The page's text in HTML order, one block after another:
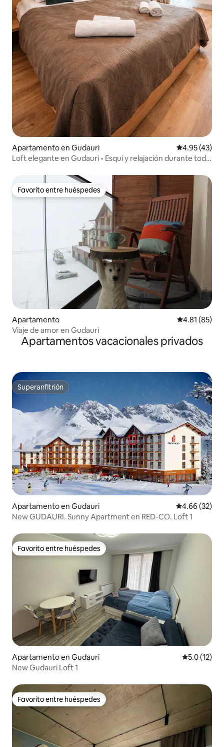
Apartamento en Gudauri Calificación
4.95 (43)
Loft elegante en Gudauri • Esquí y relajación durante todo
Favorito entre huéspedes
Favorito entre huéspedes
Apartamento Calificación
4.81 (85)
Viaje de amor en Gudauri
Apartamentos vacacionales privados
Superanfitrión
Superanfitrión
Apartamento en Gudauri Calificación
4.66 (32)
New GUDAURI. Sunny Apartment en RED-CO. Loft 1
Favorito entre huéspedes
Favorito entre huéspedes
Apartamento en Gudauri Calificación
5.0 (12)
New Gudauri Loft 1
Favorito entre huéspedes
Favorito entre huéspedes